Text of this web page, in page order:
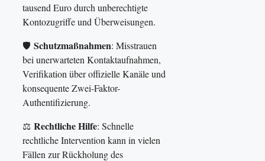
tausend Euro durch unberechtigte
Kontozugriffe und Überweisungen.
🛡️ Schutzmaßnahmen: Misstrauen
bei unerwarteten Kontaktaufnahmen,
Verifikation über offizielle Kanäle und
konsequente Zwei-Faktor-
Authentifizierung.
⚖️ Rechtliche Hilfe: Schnelle
rechtliche Intervention kann in vielen
Fällen zur Rückholung des